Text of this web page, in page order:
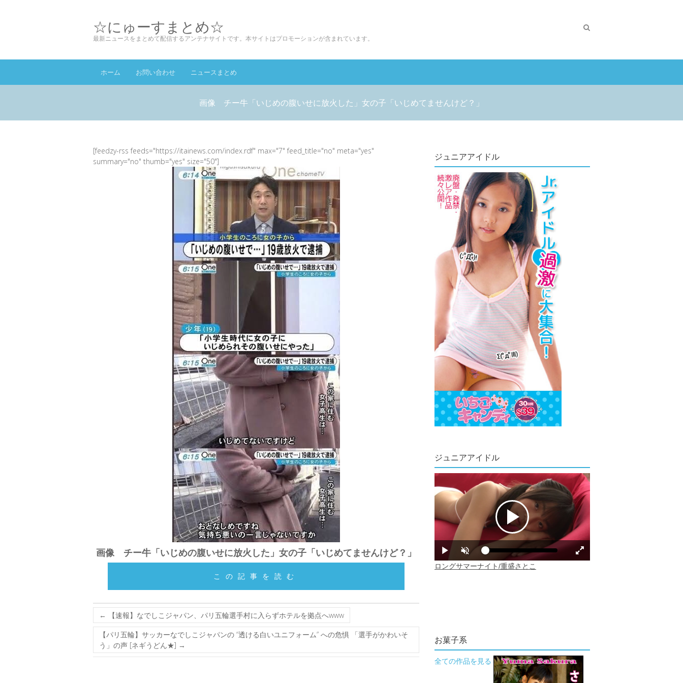
☆にゅーすまとめ☆
最新ニュースをまとめて配信するアンテナサイトです。本サイトはプロモーションが含まれています。
ホーム お問い合わせ ニュースまとめ
画像 チー牛「いじめの腹いせに放火した」女の子「いじめてませんけど？」
[feedzy-rss feeds="https://itainews.com/index.rdf" max="7" feed_title="no" meta="yes"
summary="no" thumb="yes" size="50"]
画像 チー牛「いじめの腹いせに放火した」女の子「いじめてませんけど？」
この記事を読む
←
【速報】なでしこジャパン、パリ五輪選手村に入らずホテルを拠点へwww
【パリ五輪】サッカーなでしこジャパンの “透ける白いユニフォーム” への危惧 「選手がかわいそ
う」の声 [ネギうどん★] →
ジュニアアイドル
ジュニアアイドル
お菓子系
全ての作品を見る